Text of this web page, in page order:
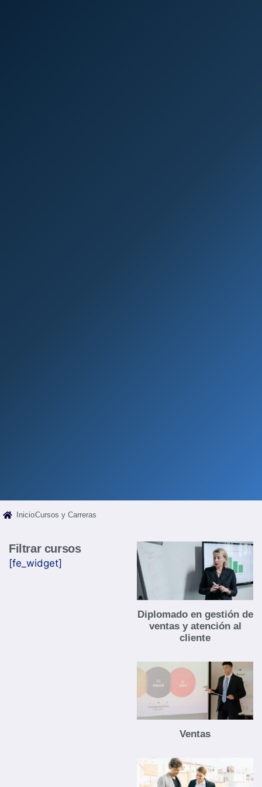
InicioCursos y Carreras
Filtrar cursos
[fe_widget]
Diplomado en gestión de
ventas y atención al
cliente
Ventas